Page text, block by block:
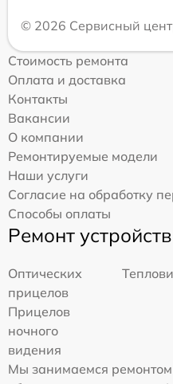
© 2026 Сервисный
Стоимость ремонта
Оплата и доставка
Контакты
Вакансии
О компании
Ремонтируемые модели
Наши услуги
Согласие на обработку
Способы оплаты
Ремонт устройств
Оптических
прицелов
Прицелов
ночного
видения
Мы занимаемся ремонтом